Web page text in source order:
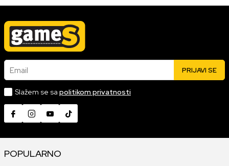
Email PRIJAVI SE
Slažem se sa politikom privatnosti
POPULARNO